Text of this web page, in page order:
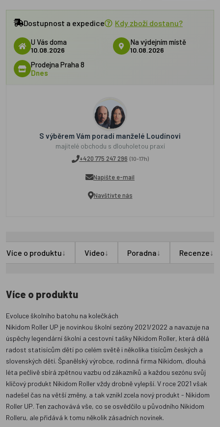
Dostupnost a expedice Kdy zboží dostanu?
U Vás doma
10.08.2026
Na výdejním místě
10.08.2026
Prodejna Praha 8
Dnes
S výběrem Vám poradí manželé Loudínovi
majitelé obchodu s dlouholetou praxí
+420 775 247 296 (10-17h)
Napište e-mail
Navštivte nás
Více o produktu↓ Video↓ Poradna↓ Recenze↓
Více o produktu
Evoluce školního batohu na kolečkách
Nikidom Roller UP je novinkou školní sezóny 2021/2022 a navazuje na
úspěchy legendární školní a cestovní tašky Nikidom Roller, která dělá
radost statisícům dětí po celém světě i několika tisícům českých a
slovenských dětí. Španělský výrobce, rodinná firma Nikidom, dlouhá
léta pečlivě sbírá zpětnou vazbu od zákazníků a každou sezónu svůj
klíčový produkt Nikidom Roller vždy drobně vylepší. V roce 2021 však
nadešel čas na větší změny, a tak vznikl zcela nový produkt - Nikidom
Roller UP. Ten zachovává vše, co se osvědčilo u původního Nikidom
Rolleru, ale přidává k tomu několik zásadních novinek.